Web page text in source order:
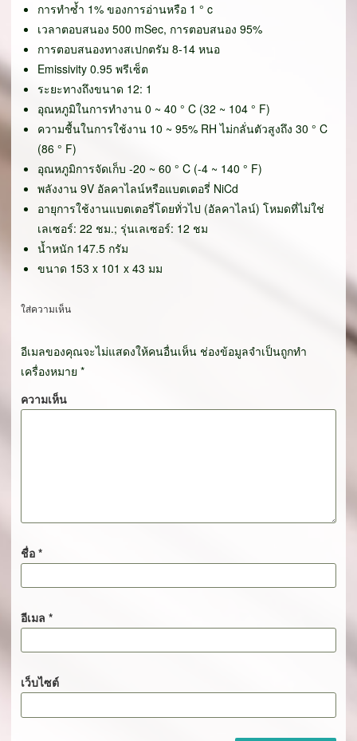
การทำซ้ำ 1% ของการอ่านหรือ 1 ° c
เวลาตอบสนอง 500 mSec, การตอบสนอง 95%
การตอบสนองทางสเปกตรัม 8-14 หนอ
Emissivity 0.95 พรีเซ็ต
ระยะทางถึงขนาด 12: 1
อุณหภูมิในการทำงาน 0 ~ 40 ° C (32 ~ 104 ° F)
ความชื้นในการใช้งาน 10 ~ 95% RH ไม่กลั่นตัวสูงถึง 30 ° C
(86 ° F)
อุณหภูมิการจัดเก็บ -20 ~ 60 ° C (-4 ~ 140 ° F)
พลังงาน 9V อัลคาไลน์หรือแบตเตอรี่ NiCd
อายุการใช้งานแบตเตอรี่โดยทั่วไป (อัลคาไลน์) โหมดที่ไม่ใช่
เลเซอร์: 22 ชม.; รุ่นเลเซอร์: 12 ชม
น้ำหนัก 147.5 กรัม
ขนาด 153 x 101 x 43 มม
ใส่ความเห็น
อีเมลของคุณจะไม่แสดงให้คนอื่นเห็น ช่องข้อมูลจำเป็นถูกทำ
เครื่องหมาย *
ความเห็น
ชื่อ *
อีเมล *
เว็บไซต์